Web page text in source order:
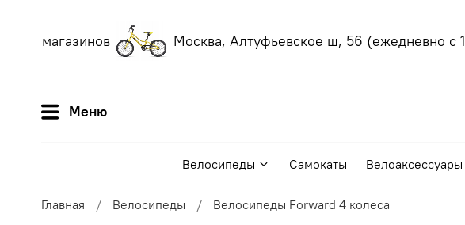
магазинов Москва, Алтуфьевское ш, 56(ежедневно с
Меню
Велосипеды Самокаты Велоаксессуары
Главная Велосипеды Велосипеды Forward 4 колеса